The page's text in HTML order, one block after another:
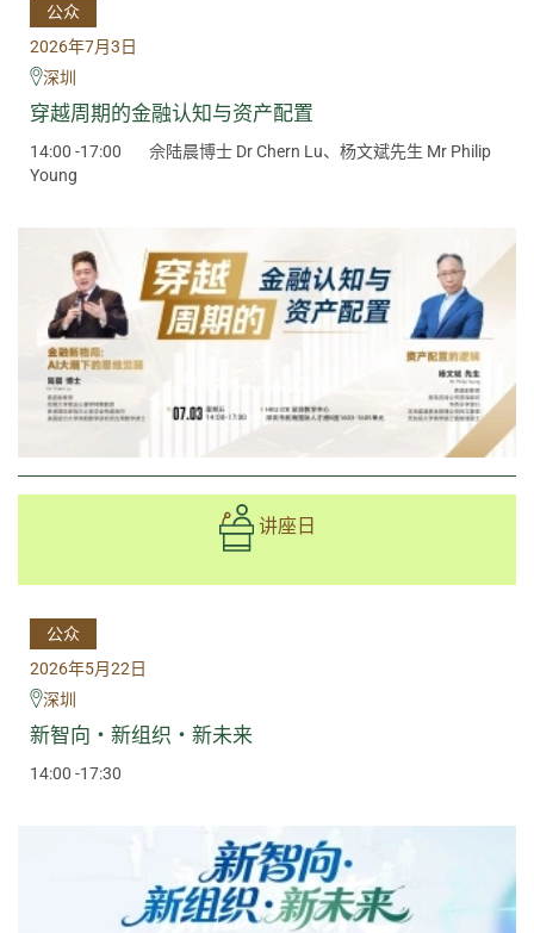
公众
2026年7月3日
深圳
穿越周期的金融认知与资产配置
14:00 -17:00
佘陆晨博士 Dr Chern Lu、杨文斌先生 Mr Philip
Young
讲座日
公众
2026年5月22日
深圳
新智向・新组织・新未来
14:00 -17:30